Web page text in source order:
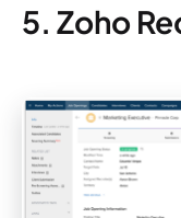
5. Zoho